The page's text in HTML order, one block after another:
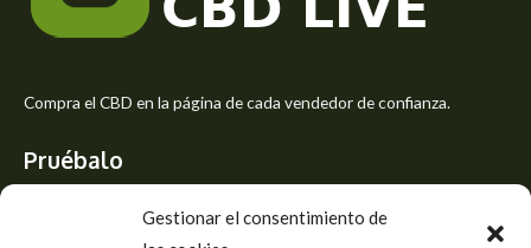
Gestionar el consentimiento de
e
Compra el CBD en la página de cada vendedor de confianza.
Pruébalo
Siente el mejor aroma de las flores CBD y usa los beneficios del